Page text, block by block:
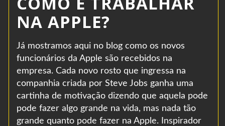
NA APPLE?
Já mostramos aqui no blog como os novos
funcionários da Apple são recebidos na
empresa. Cada novo rosto que ingressa na
companhia criada por Steve Jobs ganha uma
cartinha de motivação dizendo que aquela pode
pode fazer algo grande na vida, mas nada tão
grande quanto pode fazer na Apple. Inspirador